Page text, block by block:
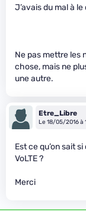
J’avais du mal à
Ne pas mettre les
chose, mais ne
une autre.
Etre_Libre
Le 18/05/2016 à
Est ce qu’on sait
VoLTE ?
Merci